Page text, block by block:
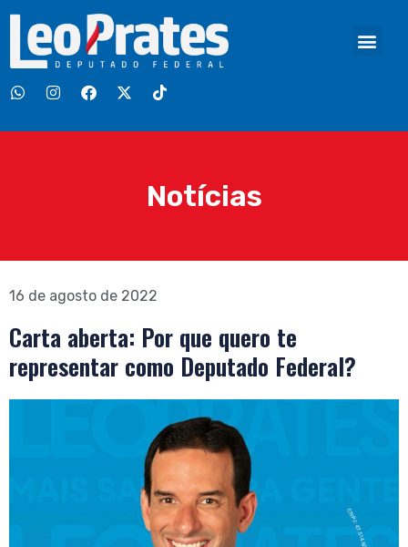
Notícias
16 de agosto de 2022
Carta aberta: Por que quero te
representar como Deputado Federal?